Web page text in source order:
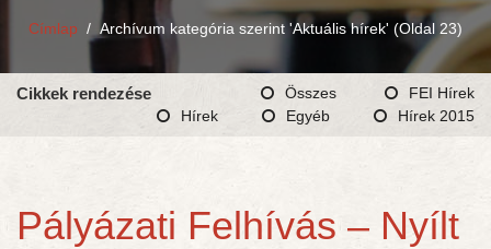
Címlap / Archívum kategória szerint 'Aktuális hírek' (Oldal 23)
Cikkek rendezése Összes
FEI Hírek
Hírek
Egyéb Hírek 2015
Pályázati Felhívás – Nyílt